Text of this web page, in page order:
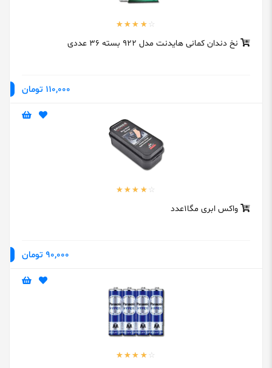
نخ دندان کمانی هایدنت مدل 922 بسته 36 عددی
110,000 تومان
واکس ابری مگا1عدد
90,000 تومان